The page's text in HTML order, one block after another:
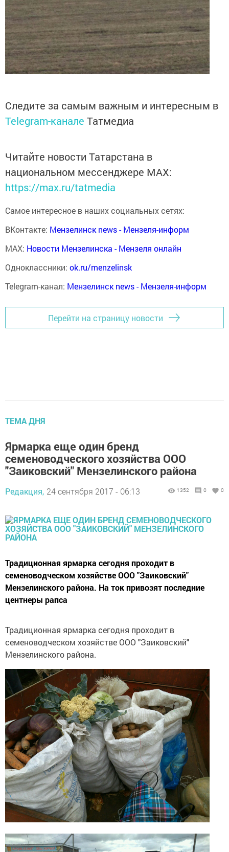
Следите за самым важным и интересным в
Telegram-канале Татмедиа
Читайте новости Татарстана в
национальном мессенджере MАХ:
https://max.ru/tatmedia
Самое интересное в наших социальных сетях:
ВКонтакте: Мензелинск news - Мензеля-информ
MAX: Новости Мензелинска - Мензеля онлайн
Одноклассники: ok.ru/menzelinsk
Telegram-канал: Мензелинск news - Мензеля-информ
Перейти на страницу новости
ТЕМА ДНЯ
Ярмарка еще один бренд
семеноводческого хозяйства ООО
"Заиковский" Мензелинского района
Редакция, 24 сентября 2017 - 06:13 1352 0 0
Традиционная ярмарка сегодня проходит в
семеноводческом хозяйстве ООО "Заиковский"
Мензелинского района. На ток привозят последние
центнеры рапса
Традиционная ярмарка сегодня проходит в
семеноводческом хозяйстве ООО "Заиковский"
Мензелинского района.